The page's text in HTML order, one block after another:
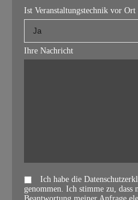
Ist Veranstaltungstechnik vor Ort
Ihre Nachricht
Ich habe die
genommen. Ich stimme zu, dass